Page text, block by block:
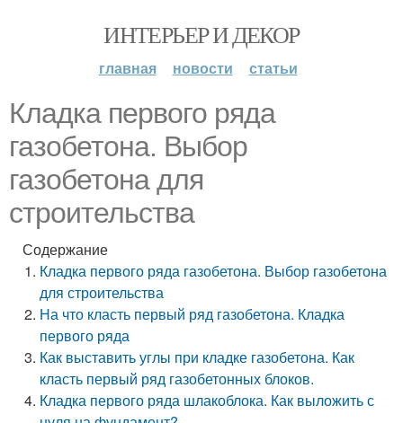
ИНТЕРЬЕР И ДЕКОР
главная новости статьи
Кладка первого ряда
газобетона. Выбор
газобетона для
строительства
Содержание
Кладка первого ряда газобетона. Выбор газобетона
для строительства
На что класть первый ряд газобетона. Кладка
первого ряда
Как выставить углы при кладке газобетона. Как
класть первый ряд газобетонных блоков.
Кладка первого ряда шлакоблока. Как выложить с